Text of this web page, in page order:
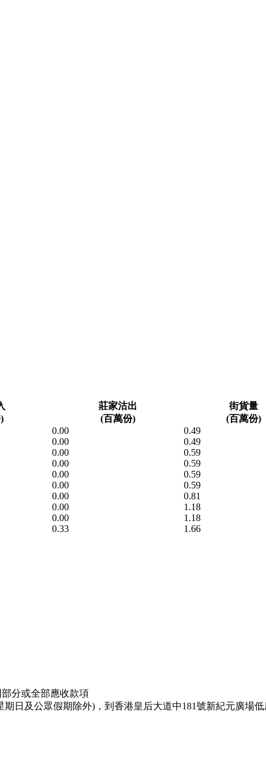
莊家沽出
(百萬份)
街貨量
(百萬份)
0.00 0.49
0.00 0.49
0.00 0.59
0.00 0.59
0.00 0.59
0.00 0.59
0.00 0.81
0.00 1.18
0.00 1.18
0.33 1.66
分或全部應收款項
日及公眾假期除外)，到香港皇后大道中181號新紀元廣場